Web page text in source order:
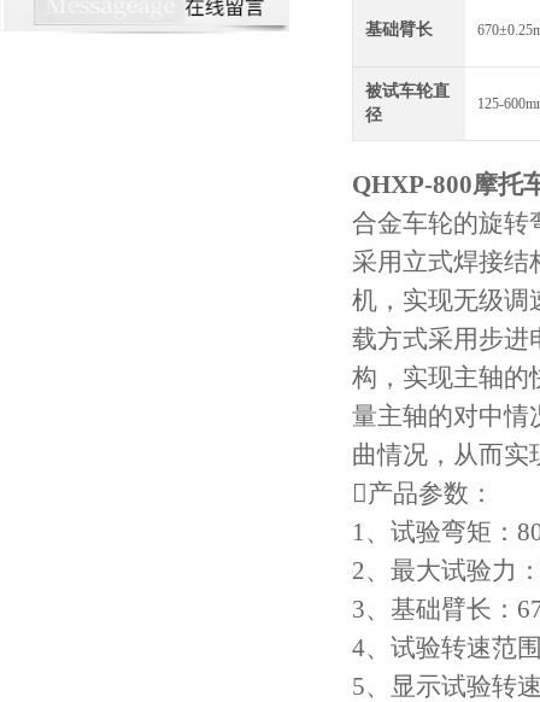
基础臂长
被试车轮直
径
125-
QHXP-800摩托
合金车轮的旋转
采用立式焊接结
机，实现无级调
载方式采用步进
构，实现主轴的
量主轴的对中情
曲情况，从而实
产品参数：
1、试验弯矩：
2、最大试验力
3、基础臂长：
4、试验转速范
5、显示试验转